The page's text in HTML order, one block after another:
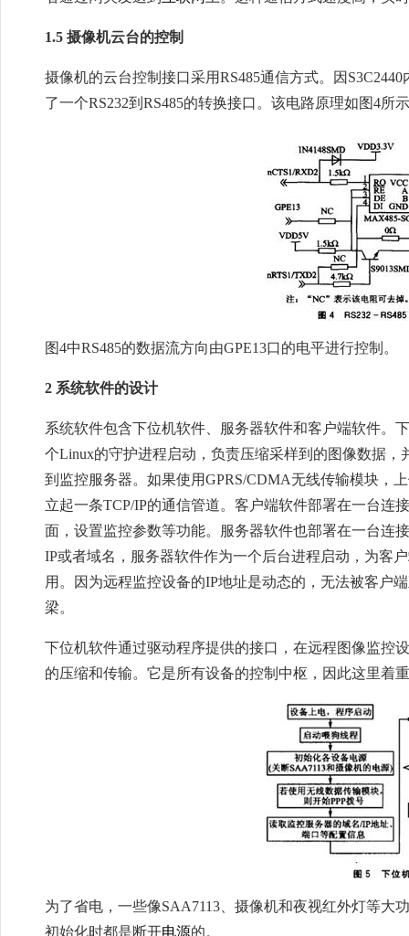
1.5 摄像机云台的控制
摄像机的云台控制接口采用RS485通信方式。因
了一个RS232到RS485的转换接口。该电路原理如图4所
图4中RS485的数据流方向由GPE13口的电平进行控制。
2 系统软件的设计
系统软件包含下位机软件、服务器软件和客户端软件。
个Linux的守护进程启动，负责压缩采样到的图像数据
到监控服务器。如果使用GPRS/CDMA无线传输模块，
立起一条TCP/IP的通信管道。客户端软件部署在一台连
面，设置监控参数等功能。服务器软件也部署在一台连
IP或者域名，服务器软件作为一个后台进程启动，为客
用。因为远程监控设备的IP地址是动态的，无法被客户
梁。
下位机软件通过驱动程序提供的接口，在远程图像监控
的压缩和传输。它是所有设备的控制中枢，因此这里着
为了省电，一些像SAA7113、摄像机和夜视红外灯等大
初始化时都是断开电源的。